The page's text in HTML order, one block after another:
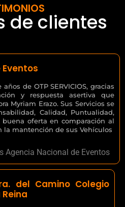
de clientes
de OTP SERVICIOS, gracias
y respuesta asertiva que
Myriam Erazo. Sus Servicios se
Calidad, Puntualidad,
oferta en comparación al
la mantención de sus Vehículos
Agencia Nacional de Eventos
del Camino Colegio